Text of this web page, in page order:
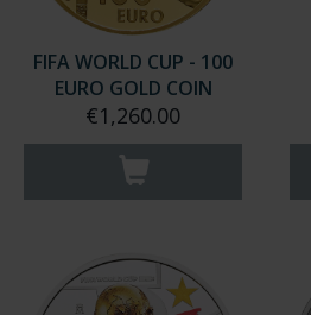
FIFA WORLD CUP - 100
EURO GOLD COIN
€1,260.00